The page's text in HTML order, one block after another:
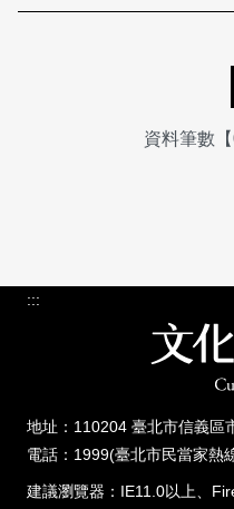
資料筆數
:::
地址：110204 臺北市信義區
電話：1999(臺北市民當家熱
建議瀏覽器：IE11.0以上、